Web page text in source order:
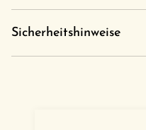
Sicherheitshinweise